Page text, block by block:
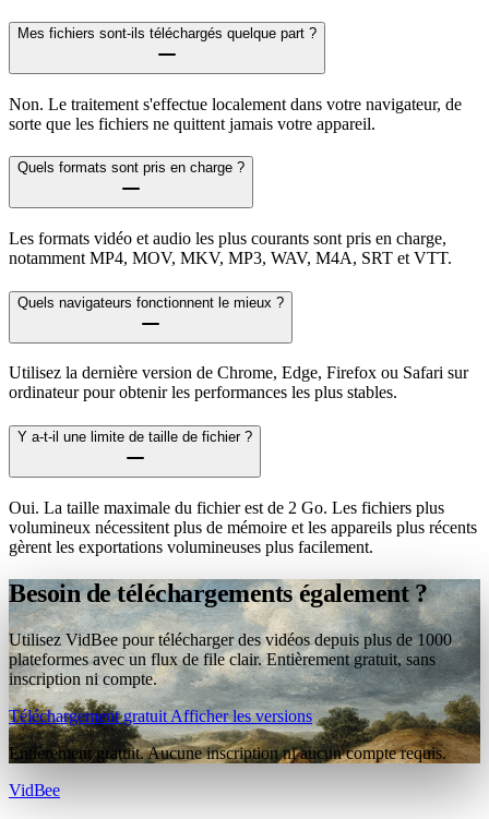
Mes fichiers sont-ils téléchargés quelque part ?
Non. Le traitement s'effectue localement dans votre navigateur, de
sorte que les fichiers ne quittent jamais votre appareil.
Quels formats sont pris en charge ?
Les formats vidéo et audio les plus courants sont pris en charge,
notamment MP4, MOV, MKV, MP3, WAV, M4A, SRT et VTT.
Quels navigateurs fonctionnent le mieux ?
Utilisez la dernière version de Chrome, Edge, Firefox ou Safari sur
ordinateur pour obtenir les performances les plus stables.
Y a-t-il une limite de taille de fichier ?
Oui. La taille maximale du fichier est de 2 Go. Les fichiers plus
volumineux nécessitent plus de mémoire et les appareils plus récents
gèrent les exportations volumineuses plus facilement.
Besoin de téléchargements également ?
Utilisez VidBee pour télécharger des vidéos depuis plus de 1000
plateformes avec un flux de file clair. Entièrement gratuit, sans
inscription ni compte.
Téléchargement gratuitAfficher les versions
Entièrement gratuit. Aucune inscription ni aucun compte requis.
VidBee